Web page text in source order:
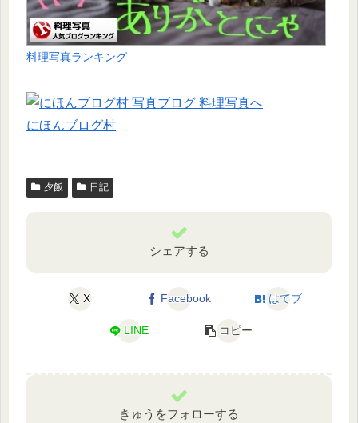
料理写真ランキング
にほんブログ村
夕飯 日記
シェアする
X Facebook はてブ
LINE コピー
きゅうをフォローする